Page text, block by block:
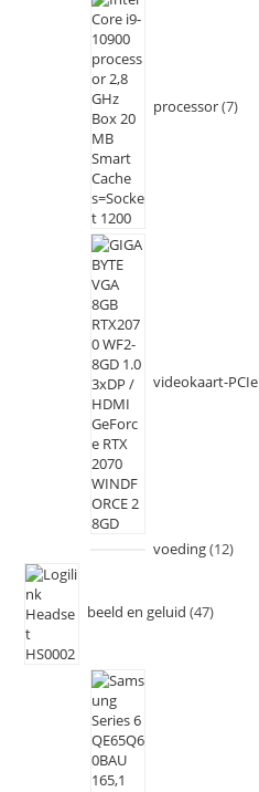
processor 7
videokaart-PCIe
voeding 12
beeld en geluid 47